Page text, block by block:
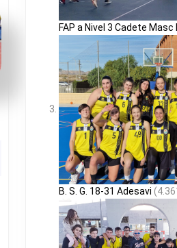
FAP a Nivel 3 Cadete Masc
B. S. G. 18-31 Adesavi